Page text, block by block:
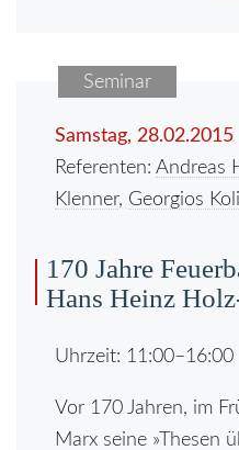
Seminar
Samstag, 28.02.2015
Referenten:Andreas
Klenner, Georgios
170 Jahre
Hans Heinz
Uhrzeit: 11:00–16:00
Vor 170 Jahren, im
Marx seine »Thesen